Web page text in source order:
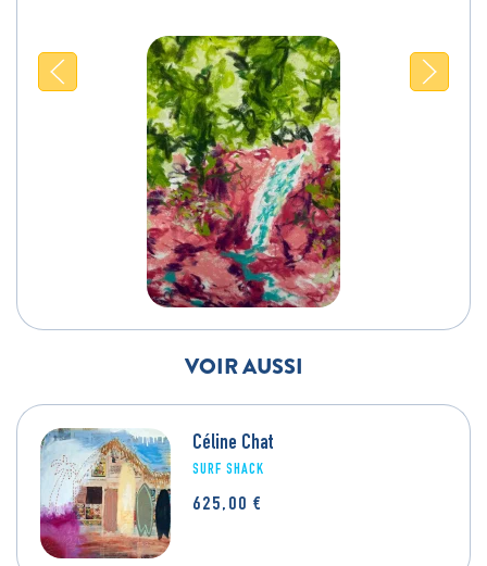
VOIR AUSSI
Céline Chat
SURF SHACK
625,00 €